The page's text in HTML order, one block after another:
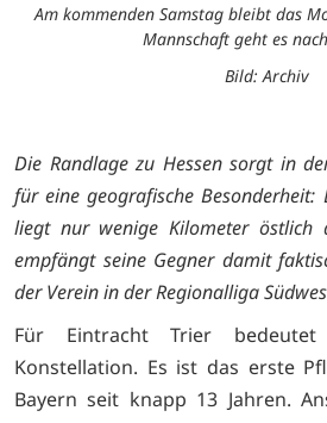
Am kommenden Samstag bleibt das
Mannschaft geht es
Bild: Archiv
Die Randlage zu Hessen sorgt in
für eine geografische Besonderheit:
liegt nur wenige Kilometer östlich
empfängt seine Gegner damit
der Verein in der Regionalliga
Für Eintracht Trier
Konstellation. Es ist das erste
Bayern seit knapp 13 Jahren.